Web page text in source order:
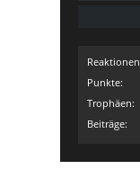
Reaktionen
Punkte
Trophäen
Beiträge